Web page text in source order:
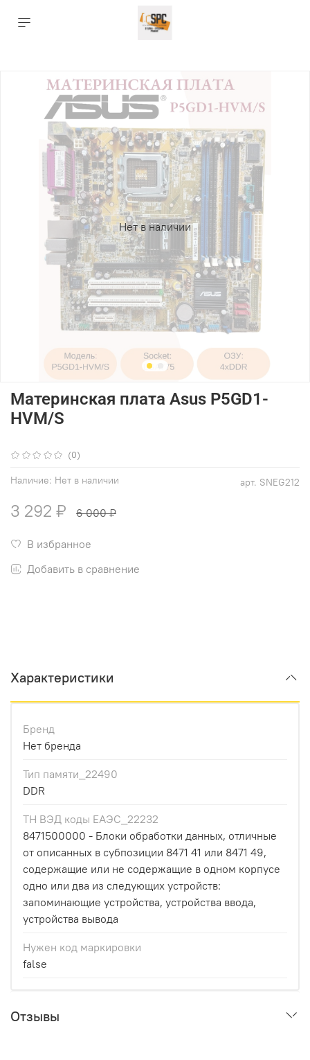
Нет в наличии
(0)
арт. SNEG212
Наличие: Нет в наличии
Материнская плата Asus P5GD1-
HVM/S
3 292 ₽ 6 000 ₽
В избранное
Добавить в сравнение
Характеристики
Бренд
Нет бренда
Тип памяти_22490
DDR
ТН ВЭД коды ЕАЭС_22232
8471500000 - Блоки обработки данных, отличные
от описанных в субпозиции 8471 41 или 8471 49,
содержащие или не содержащие в одном корпусе
одно или два из следующих устройств:
запоминающие устройства, устройства ввода,
устройства вывода
Нужен код маркировки
false
Отзывы